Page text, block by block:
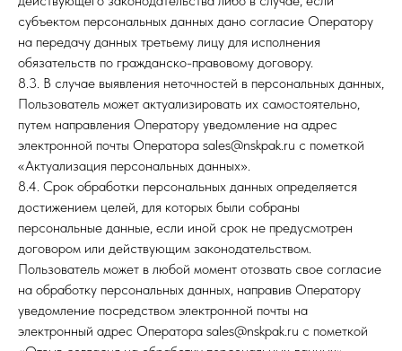
субъектом персональных данных дано согласие Оператору
на передачу данных третьему лицу для исполнения
обязательств по гражданско-правовому договору.
8.3. В случае выявления неточностей в персональных данных,
Пользователь может актуализировать их самостоятельно,
путем направления Оператору уведомление на адрес
электронной почты Оператора sales@nskpak.ru с пометкой
«Актуализация персональных данных».
8.4. Срок обработки персональных данных определяется
достижением целей, для которых были собраны
персональные данные, если иной срок не предусмотрен
договором или действующим законодательством.
Пользователь может в любой момент отозвать свое согласие
на обработку персональных данных, направив Оператору
уведомление посредством электронной почты на
электронный адрес Оператора sales@nskpak.ru с пометкой